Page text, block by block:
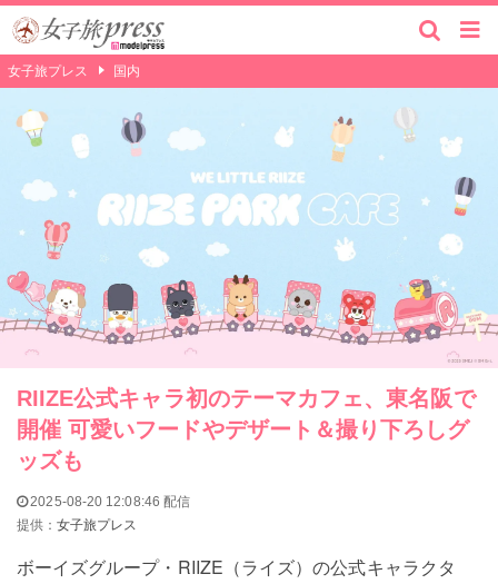
女子旅プレス 国内
RIIZE公式キャラ初のテーマカフェ、東名阪で
開催 可愛いフードやデザート＆撮り下ろしグ
ッズも
2025-08-20 12:08:46 配信
提供：女子旅プレス
ボーイズグループ・RIIZE（ライズ）の公式キャラクタ